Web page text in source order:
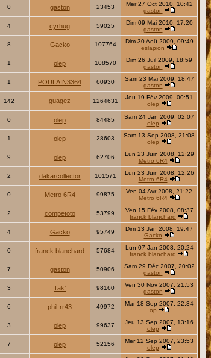
0 gaston 23453
Mer 27 Oct 2010, 10:42
gaston
4 cyrhug 59025
Dim 09 Mai 2010, 17:20
gaston
8 Gacko 107764
Dim 30 Aoû 2009, 09:49
eslapion
1 olep 108570
Dim 26 Juil 2009, 18:59
gaston
1 POULAIN3364 60930
Sam 23 Mai 2009, 18:47
gaston
142 guagez 1264631
Jeu 19 Fév 2009, 00:51
olep
0 olep 84485
Sam 24 Jan 2009, 02:07
olep
1 olep 28603
Sam 13 Sep 2008, 21:08
olep
9 olep 62706
Lun 23 Juin 2008, 12:29
Metro 6R4
2 dakarcollector 101571
Lun 23 Juin 2008, 12:26
Metro 6R4
0 Metro 6R4 99875
Ven 04 Avr 2008, 21:22
Metro 6R4
2 competoto 53799
Ven 15 Fév 2008, 08:37
franck blanchard
4 Gacko 95749
Dim 13 Jan 2008, 19:47
Gacko
0 franck blanchard 57684
Lun 07 Jan 2008, 20:24
franck blanchard
7 gaston 50906
Sam 29 Déc 2007, 20:02
gaston
3 Tak' 98160
Ven 30 Nov 2007, 21:53
gaston
6 phil-rr43 49972
Mar 18 Sep 2007, 22:34
op
3 olep 99637
Jeu 13 Sep 2007, 13:16
olep
7 olep 52156
Mer 12 Sep 2007, 23:53
olep